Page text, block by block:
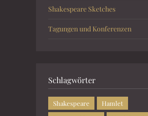
Shakespeare Sketches
Tagungen und Konferenzen
Schlagwörter
Shakespeare
Hamlet